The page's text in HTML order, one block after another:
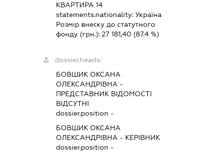
КВАРТИРА 14
statements.nationality: Україна
Розмір внеску до статутного
фонду (грн.): 27 181,40 (87.4 %)
dossier.heads:
БОВШИК ОКСАНА
ОЛЕКСАНДРІВНА -
ПРЕДСТАВНИК ВІДОМОСТІ
ВІДСУТНІ
dossier.position -
БОВШИК ОКСАНА
ОЛЕКСАНДРІВНА - КЕРІВНИК
dossier.position -